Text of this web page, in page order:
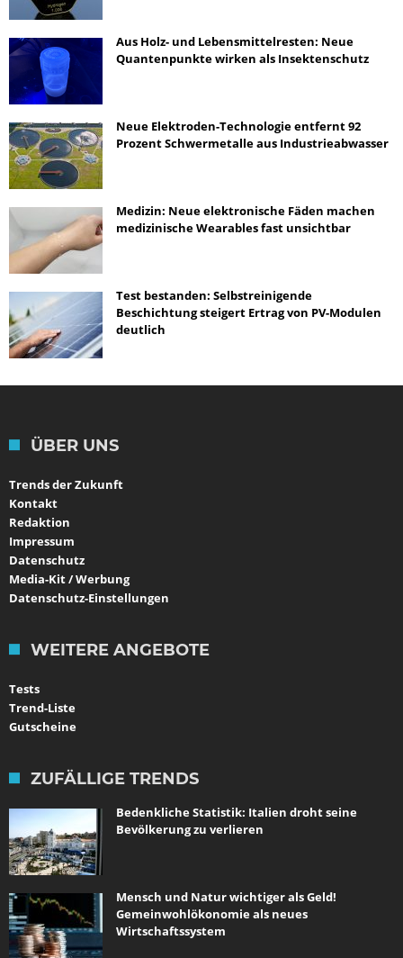
Aus Holz- und Lebensmittelresten: Neue
Quantenpunkte wirken als Insektenschutz
Neue Elektroden-Technologie entfernt 92
Prozent Schwermetalle aus Industrieabwasser
Medizin: Neue elektronische Fäden machen
medizinische Wearables fast unsichtbar
Test bestanden: Selbstreinigende
Beschichtung steigert Ertrag von PV-Modulen
deutlich
ÜBER UNS
Trends der Zukunft
Kontakt
Redaktion
Impressum
Datenschutz
Media-Kit / Werbung
Datenschutz-Einstellungen
WEITERE ANGEBOTE
Tests
Trend-Liste
Gutscheine
ZUFÄLLIGE TRENDS
Bedenkliche Statistik: Italien droht seine
Bevölkerung zu verlieren
Mensch und Natur wichtiger als Geld!
Gemeinwohlökonomie als neues
Wirtschaftssystem